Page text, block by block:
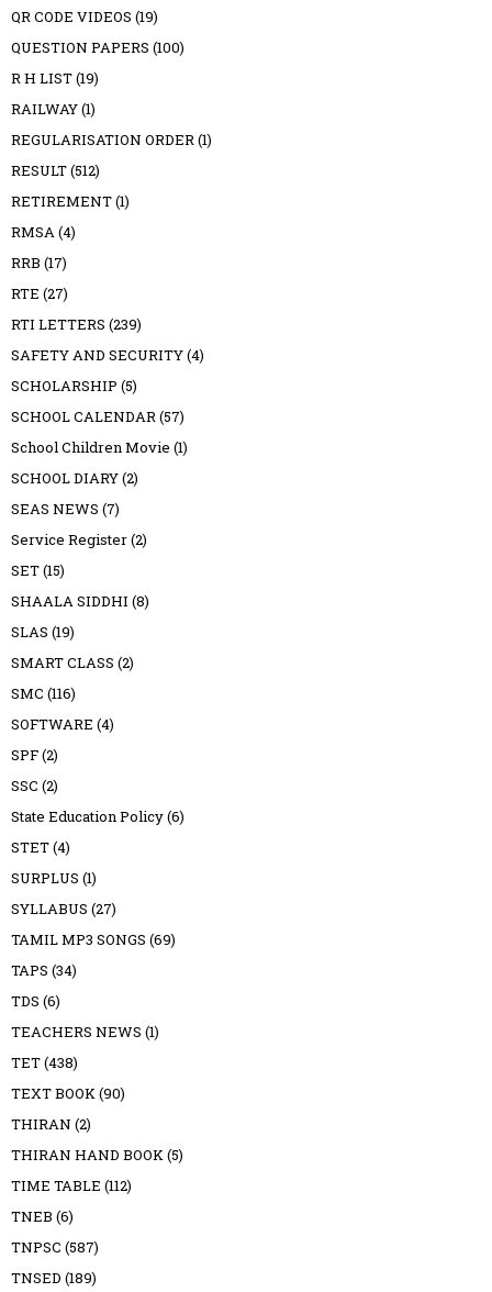
QR CODE VIDEOS (19)
QUESTION PAPERS (100)
R H LIST(19)
RAILWAY(1)
REGULARISATION ORDER(1)
RESULT(512)
RETIREMENT(1)
RMSA(4)
RRB (17)
RTE (27)
RTI LETTERS (239)
SAFETY AND SECURITY(4)
SCHOLARSHIP (5)
SCHOOL CALENDAR(57)
School Children Movie (1)
SCHOOL DIARY(2)
SEAS NEWS (7)
Service Register(2)
SET(15)
SHAALA SIDDHI (8)
SLAS (19)
SMART CLASS (2)
SMC (116)
SOFTWARE (4)
SPF(2)
SSC (2)
State Education Policy(6)
STET(4)
SURPLUS (1)
SYLLABUS (27)
TAMIL MP3 SONGS (69)
TAPS (34)
TDS (6)
TEACHERS NEWS (1)
TET(438)
TEXT BOOK(90)
THIRAN (2)
THIRAN HAND BOOK(5)
TIME TABLE (112)
TNEB (6)
TNPSC (587)
TNSED (189)